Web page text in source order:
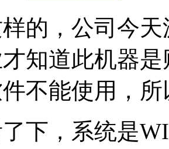
的，公司今
知道此机器
不能使用，
下，系统是